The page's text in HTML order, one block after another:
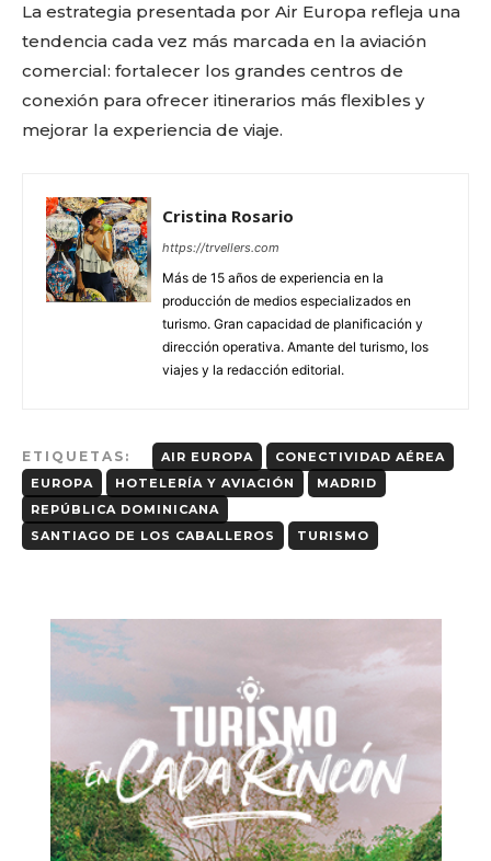
La estrategia presentada por Air Europa refleja una
tendencia cada vez más marcada en la aviación
comercial: fortalecer los grandes centros de
conexión para ofrecer itinerarios más flexibles y
mejorar la experiencia de viaje.
Cristina Rosario
https://trvellers.com
Más de 15 años de experiencia en la
producción de medios especializados en
turismo. Gran capacidad de planificación y
dirección operativa. Amante del turismo, los
viajes y la redacción editorial.
ETIQUETAS: AIR EUROPA
CONECTIVIDAD AÉREA
EUROPA
HOTELERÍA Y AVIACIÓN
MADRID
REPÚBLICA DOMINICANA
SANTIAGO DE LOS CABALLEROS
TURISMO